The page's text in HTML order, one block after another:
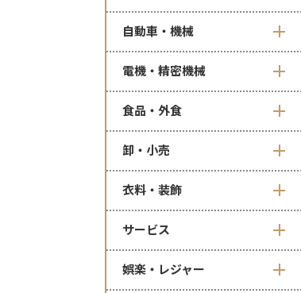
自動車・機械
電機・精密機械
食品・外食
卸・小売
衣料・装飾
サービス
娯楽・レジャー